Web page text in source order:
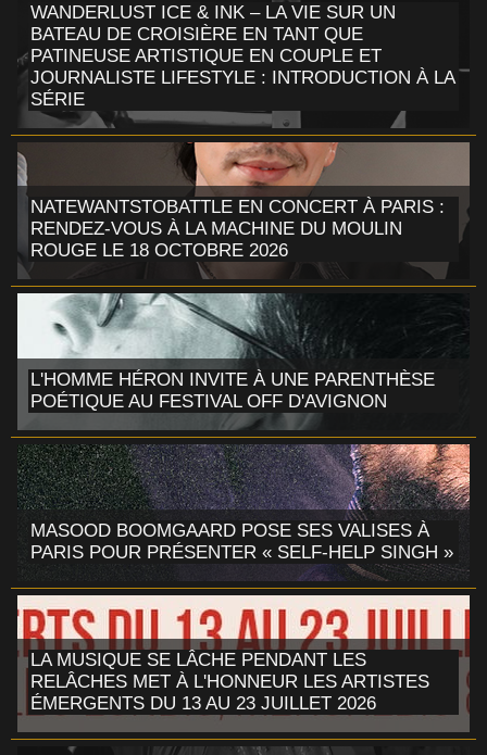
WANDERLUST ICE & INK – LA VIE SUR UN
BATEAU DE CROISIÈRE EN TANT QUE
PATINEUSE ARTISTIQUE EN COUPLE ET
JOURNALISTE LIFESTYLE : INTRODUCTION À LA
SÉRIE
NATEWANTSTOBATTLE EN CONCERT À PARIS :
RENDEZ-VOUS À LA MACHINE DU MOULIN
ROUGE LE 18 OCTOBRE 2026
L'HOMME HÉRON INVITE À UNE PARENTHÈSE
POÉTIQUE AU FESTIVAL OFF D'AVIGNON
MASOOD BOOMGAARD POSE SES VALISES À
PARIS POUR PRÉSENTER « SELF-HELP SINGH »
LA MUSIQUE SE LÂCHE PENDANT LES
RELÂCHES MET À L'HONNEUR LES ARTISTES
ÉMERGENTS DU 13 AU 23 JUILLET 2026